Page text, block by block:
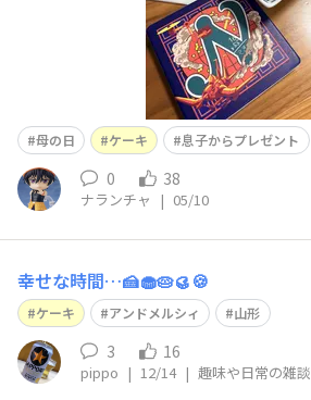
母の日 ケーキ 息子からプレゼント
0 38
ナランチャ | 05/10
幸せな時間…🍰🧁🥧🥮🍪
ケーキ アンドメルシィ 山形
3 16
pippo | 12/14 | 趣味や日常の雑談